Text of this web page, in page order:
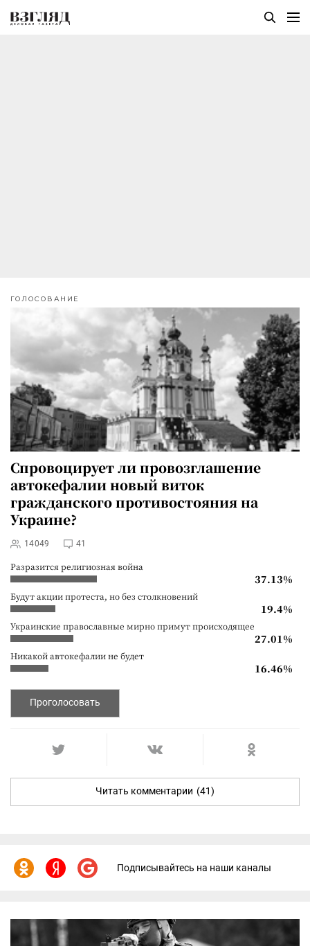
ГОЛОСОВАНИЕ
Спровоцирует ли провозглашение
автокефалии новый виток
гражданского противостояния на
Украине?
14049 41
Разразится религиозная война
37.13%
Будут акции протеста, но без столкновений
19.4%
Украинские православные мирно примут происходящее
27.01%
Никакой автокефалии не будет
16.46%
Проголосовать
Читать комментарии (41)
Подписывайтесь на наши каналы